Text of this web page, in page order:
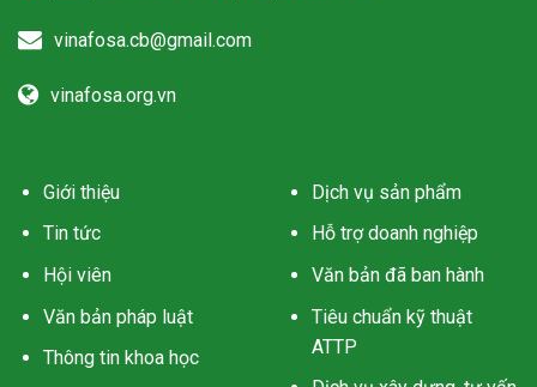
vinafosa.cb@gmail.com
vinafosa.org.vn
Giới thiệu
Tin tức
Hội viên
Văn bản pháp luật
Thông tin khoa học
Dịch vụ sản phẩm
Hỗ trợ doanh nghiệp
Văn bản đã ban hành
Tiêu chuẩn kỹ thuật
ATTP